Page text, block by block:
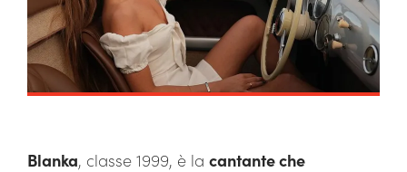
Blanka, classe 1999, è la cantante che